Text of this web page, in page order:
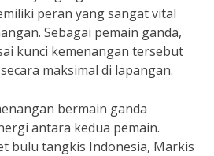
peran yang sangat vital
Sebagai pemain ganda,
kunci kemenangan tersebut
maksimal di lapangan.
bermain ganda
antara kedua pemain.
bulu tangkis Indonesia, Markis